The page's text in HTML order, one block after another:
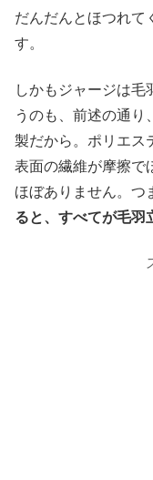
だんだんとほつれて
す。
しかもジャージは毛
うのも、前述の通り
製だから。ポリエス
表面の繊維が摩擦で
ほぼありません。つ
ると、すべてが毛羽